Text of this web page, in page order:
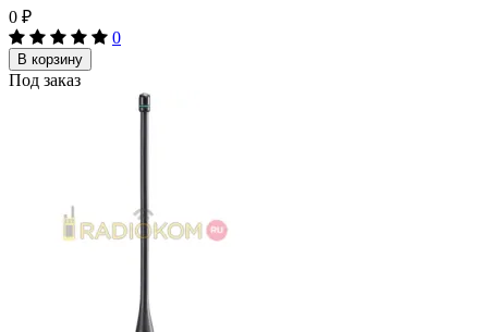
0 ₽
0
В корзину
Под заказ